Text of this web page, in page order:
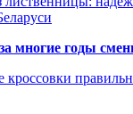
многие годы